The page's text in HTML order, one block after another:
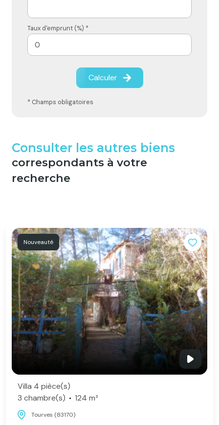
Taux d'emprunt (%) *
Calculer
* Champs obligatoires
Consulter les autres biens
correspondants à votre
recherche
Nouveauté
Villa 4 pièce(s)
3 chambre(s)
124 m²
Tourves (83170)